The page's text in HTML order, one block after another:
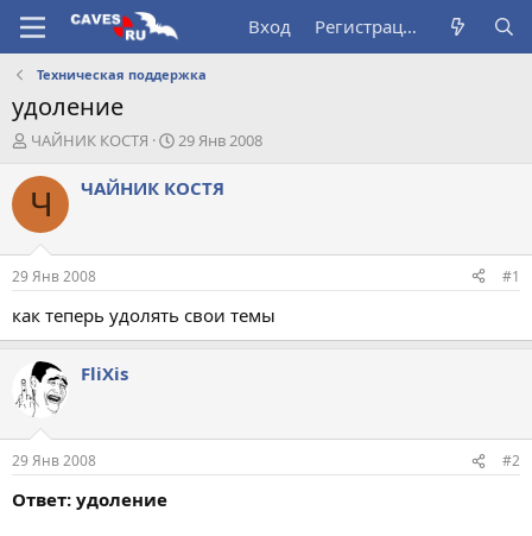
Вход Регистрация
Техническая поддержка
удоление
А
т
о
т
е
м
ы
ЧАЙНИК КОСТЯ
Д
т
а
л
29 Янв 2008
Ч ЧАЙНИК КОСТЯ
29 Янв 2008 #1
как теперь удолять свои темы
FliXis
29 Янв 2008 #2
Ответ: удоление